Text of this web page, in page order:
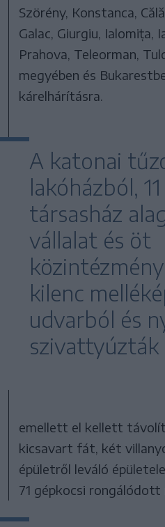
Szörény, Konstanca,
Galac, Giurgiu, Ialomița,
Prahova, Teleorman,
megyében és
kárelhárításra.
A katonai
lakóházból,
társasház
vállalat és öt
kilenc
udvarból és
szivattyúzták
emellett el kellett
kicsavart fát, két
épületről leváló
71 gépkocsi rongálódott